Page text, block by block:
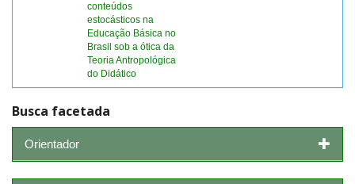
conteúdos
estocásticos na
Educação Básica no
Brasil sob a ótica da
Teoria Antropológica
do Didático
Busca facetada
Orientador